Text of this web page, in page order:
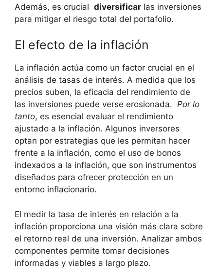
Además, es crucial ​ diversificar las inversiones
para mitigar el riesgo total del portafolio.
El ⁤efecto de la inflación
La inflación actúa como ⁢un​ factor crucial en el
análisis de tasas de interés. A medida que los⁣
precios suben, la eficacia del⁤ rendimiento de
las inversiones ⁣puede ‌verse erosionada. ‌ Por lo
tanto, es esencial ⁤evaluar⁤ el rendimiento
ajustado a ​la ⁤inflación. Algunos inversores
optan por ⁢estrategias que les permitan hacer
frente a la inflación, como el uso de bonos
indexados a la⁢ inflación, que son instrumentos
diseñados para ofrecer protección en un
⁤entorno ⁤inflacionario.
El medir la tasa de interés ⁣en relación a la
⁣inflación proporciona⁣ una visión más clara sobre
⁤el retorno real de una inversión. Analizar ambos
componentes permite tomar decisiones⁢
informadas y viables a largo plazo.